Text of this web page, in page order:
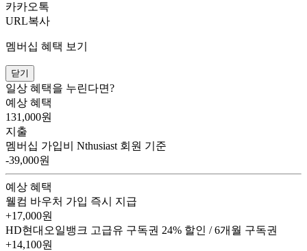
카카오톡
URL복사
멤버십 혜택 보기
닫기
일상 혜택을 누린다면?
예상 혜택
131,000원
지출
멤버십 가입비
Nthusiast 회원 기준
-39,000원
예상 혜택
웰컴 바우처 가입 즉시 지급
+17,000원
HD현대오일뱅크 고급유 구독권 24% 할인 / 6개월 구독권
+14,100원